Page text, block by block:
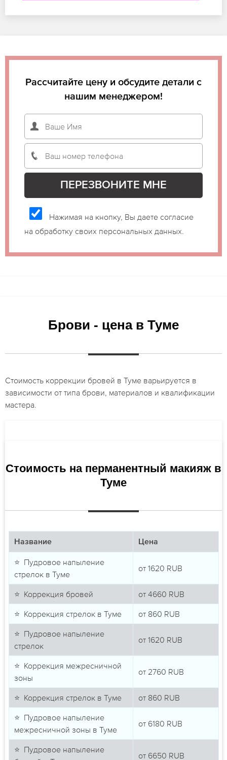
Рассчитайте цену и обсудите детали с
нашим менеджером!
Нажимая на кнопку, Вы даете согласие
на обработку своих персональных данных.
Брови - цена в Туме
Стоимость коррекции бровей в Туме варьируется в
зависимости от типа брови, материалов и квалификации
мастера.
Стоимость на перманентный макияж в
Туме
Название Цена
⭐ Пудровое напыление
стрелок в Туме
от 1620 RUB
⭐ Коррекция бровей от 4660 RUB
⭐ Коррекция стрелок в Туме от 860 RUB
⭐ Пудровое напыление
стрелок
от 1620 RUB
⭐ Коррекция межресничной
зоны
от 2760 RUB
⭐ Коррекция стрелок в Туме от 860 RUB
⭐ Пудровое напыление
межресничной зоны в Туме
от 6180 RUB
⭐ Пудровое напыление
от 6650 RUB